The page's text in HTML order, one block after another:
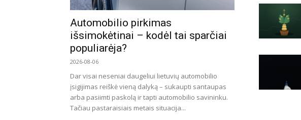
Automobilio pirkimas
išsimokėtinai – kodėl tai sparčiai
populiarėja?
2026-08-06
Dar visai neseniai daugeliui lietuvių automobilio
įsigijimas reiškė vieną dalyką – sukaupti santaupas
arba pasiimti paskolą ir tapti automobilio savininku.
Tačiau pastaraisiais metais situacija...